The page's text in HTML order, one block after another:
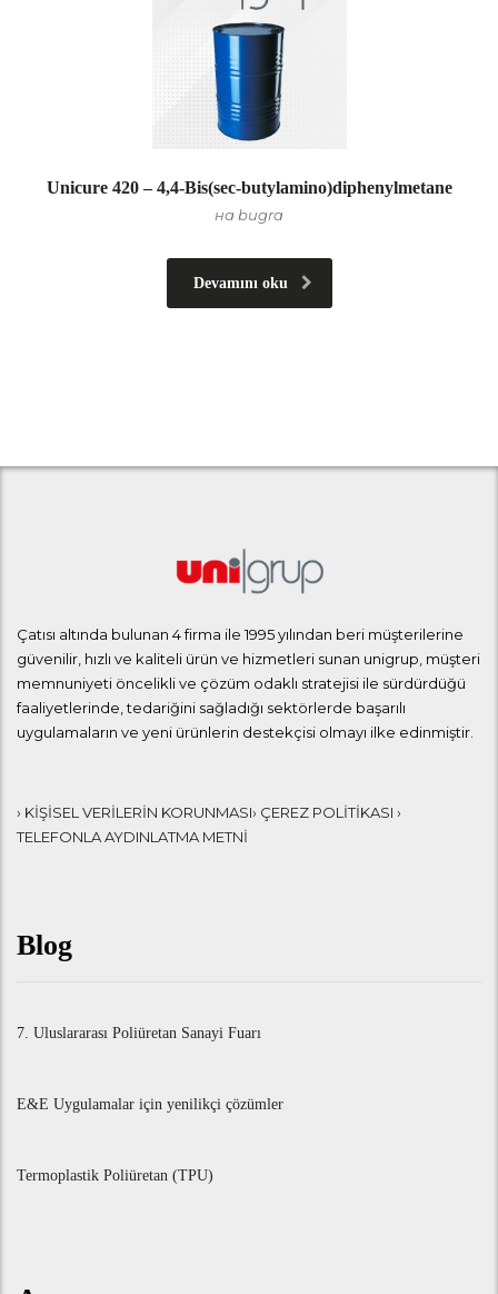
Unicure 420 – 4,4-Bis(sec-butylamino)diphenylmetane
на bugra
Devamını oku
Çatısı altında bulunan 4 firma ile 1995 yılından beri müşterilerine
güvenilir, hızlı ve kaliteli ürün ve hizmetleri sunan unigrup, müşteri
memnuniyeti öncelikli ve çözüm odaklı stratejisi ile sürdürdüğü
faaliyetlerinde, tedariğini sağladığı sektörlerde başarılı
uygulamaların ve yeni ürünlerin destekçisi olmayı ilke edinmiştir.
› KİŞİSEL VERİLERİN KORUNMASI› ÇEREZ POLİTİKASI ›
TELEFONLA AYDINLATMA METNİ
Blog
7. Uluslararası Poliüretan Sanayi Fuarı
E&E Uygulamalar için yenilikçi çözümler
Termoplastik Poliüretan (TPU)